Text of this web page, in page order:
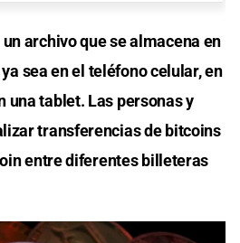
archivo que se almacena en
sea en el teléfono celular, en
una tablet. Las personas y
transferencias de bitcoins
entre diferentes billeteras